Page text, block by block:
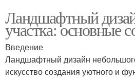
Ландшафтный
участка: основные
Введение
Ландшафтный дизайн
искусство создания уютного и